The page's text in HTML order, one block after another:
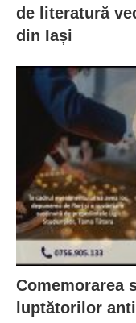
de literatură
din Iași
Comemorarea
luptătorilor